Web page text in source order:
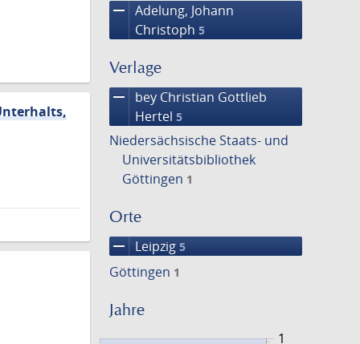
remove Adelung, Johann
Christoph 5
Verlage
remove
bey Christian Gottlieb
Hertel 5
Niedersächsische Staats- und
Universitätsbibliothek
Göttingen 1
Orte
remove Leipzig 5
Göttingen 1
Jahre
1